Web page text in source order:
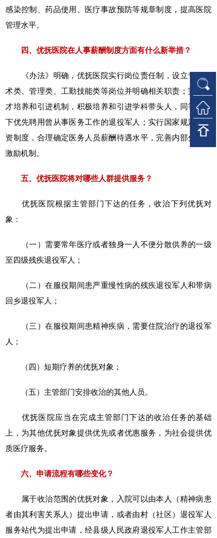
感染控制、药品使用、医疗事故预防等规章制度，提高医院
管理水平。
四、优抚医院在人事薪酬制度方面有什么新举措？
《办法》明确，优抚医院实行岗位责任制，设立专业技
术类、管理类、工勤技能类等岗位并明确相关职责；完善人
才培养和引进机制，积极培养和引进学科带头人，同等条件
下优先聘用曾从事医务工作的退役军人；实行国家规定的工
资制度，合理确定医务人员薪酬待遇水平，完善内部分配和
激励机制。
五、优抚医院将对哪些人群提供服务？
优抚医院根据主管部门下达的任务，收治下列优抚对
象：
（一）需要常年医疗或者独身一人不便分散供养的一级
至四级残疾退役军人；
（二）在服役期间患严重慢性病的残疾退役军人和带病
回乡退役军人；
（三）在服役期间患精神疾病，需要住院治疗的退役军
人；
（四）短期疗养的优抚对象；
（五）主管部门安排收治的其他人员。
优抚医院应当在完成主管部门下达的收治任务的基础
上，为其他优抚对象提供优先或者优惠服务，为社会提供优
质医疗服务。
六、申请流程有哪些变化？
属于收治范围的优抚对象，入院可以由本人（精神病患
者由其利害关系人）提出申请，或者由村（社区）退役军人
服务站代为提出申请，经县级人民政府退役军人工作主管部